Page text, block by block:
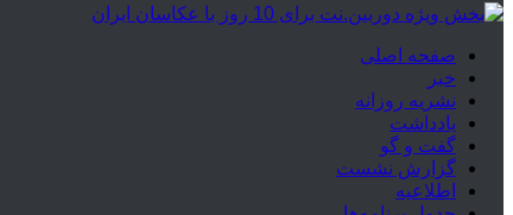
صفحه اصلی
خبر
نشریه روزانه
یادداشت
گفت و گو
گزارش نشست
اطلاعیه